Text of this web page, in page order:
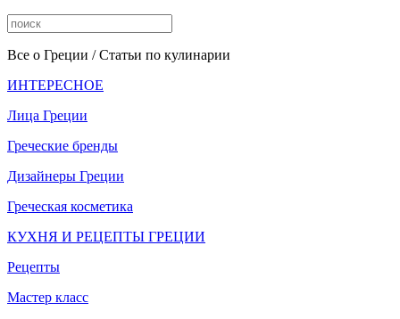
Все о Греции / Статьи по кулинарии
ИНТЕРЕСНОЕ
Лица Греции
Греческие бренды
Дизайнеры Греции
Греческая косметика
КУХНЯ И РЕЦЕПТЫ ГРЕЦИИ
Рецепты
Мастер класс